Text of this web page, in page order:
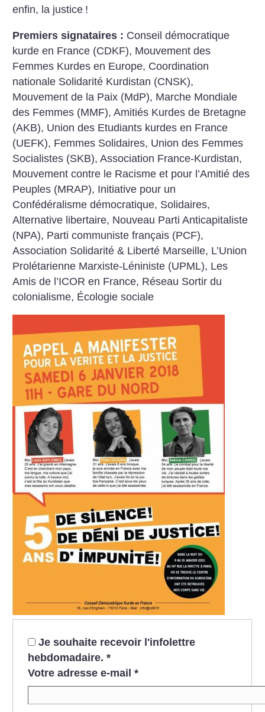
enfin, la justice !
Premiers signataires : Conseil démocratique
kurde en France (CDKF), Mouvement des
Femmes Kurdes en Europe, Coordination
nationale Solidarité Kurdistan (CNSK),
Mouvement de la Paix (MdP), Marche Mondiale
des Femmes (MMF), Amitiés Kurdes de Bretagne
(AKB), Union des Etudiants kurdes en France
(UEFK), Femmes Solidaires, Union des Femmes
Socialistes (SKB), Association France-Kurdistan,
Mouvement contre le Racisme et pour l’Amitié des
Peuples (MRAP), Initiative pour un
Confédéralisme démocratique, Solidaires,
Alternative libertaire, Nouveau Parti Anticapitaliste
(NPA), Parti communiste français (PCF),
Association Solidarité & Liberté Marseille, L’Union
Prolétarienne Marxiste-Léniniste (UPML), Les
Amis de l’ICOR en France, Réseau Sortir du
colonialisme, Écologie sociale
Je souhaite recevoir l'infolettre
hebdomadaire. *
Votre adresse e-mail *